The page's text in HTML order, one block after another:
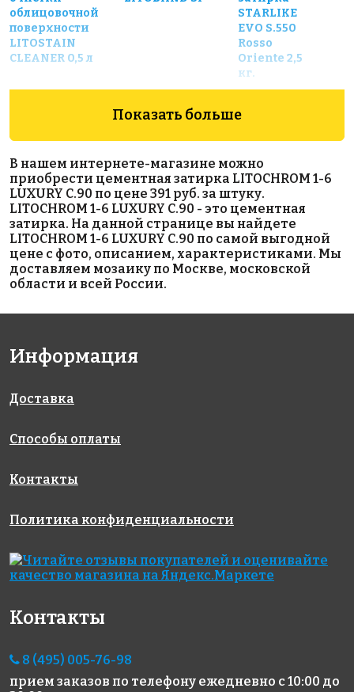
облицовочной
поверхности
LITOSTAIN
CLEANER 0,5 л
STARLIKE
EVO S.550
Rosso
Oriente 2,5
кг.
1435 руб.
клей
LITOACRIL
PLUS 5 кг
12000 руб.
Гидроизоляционная
лента LITOBAND R50
1365 руб.
эпоксидная
затирка
EpoxyElite
кг
материалы
LITOFINISH
1-6 LUXURY
Показать больше
В нашем интернете-магазине можно
приобрести цементная затирка LITOCHROM 1-6
LUXURY C.90 по цене 391 руб. за штуку.
LITOCHROM 1-6 LUXURY C.90 - это цементная
затирка. На данной странице вы найдете
LITOCHROM 1-6 LUXURY C.90 по самой выгодной
цене с фото, описанием, характеристиками. Мы
доставляем мозаику по Москве, московской
области и всей России.
Информация
Доставка
Способы оплаты
Контакты
Политика конфиденциальности
Контакты
8 (495) 005-76-98
прием заказов по телефону ежедневно с 10:00 до